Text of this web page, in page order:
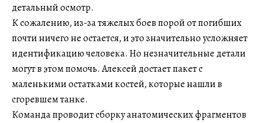
детальный осмотр.
К сожалению, из-за тяжелых боев порой от погибших
почти ничего не остается, и это значительно усложняет
идентификацию человека. Но незначительные детали
могут в этом помочь. Алексей достает пакет с
маленькими остатками костей, которые нашли в
сгоревшем танке.
Команда проводит сборку анатомических фрагментов